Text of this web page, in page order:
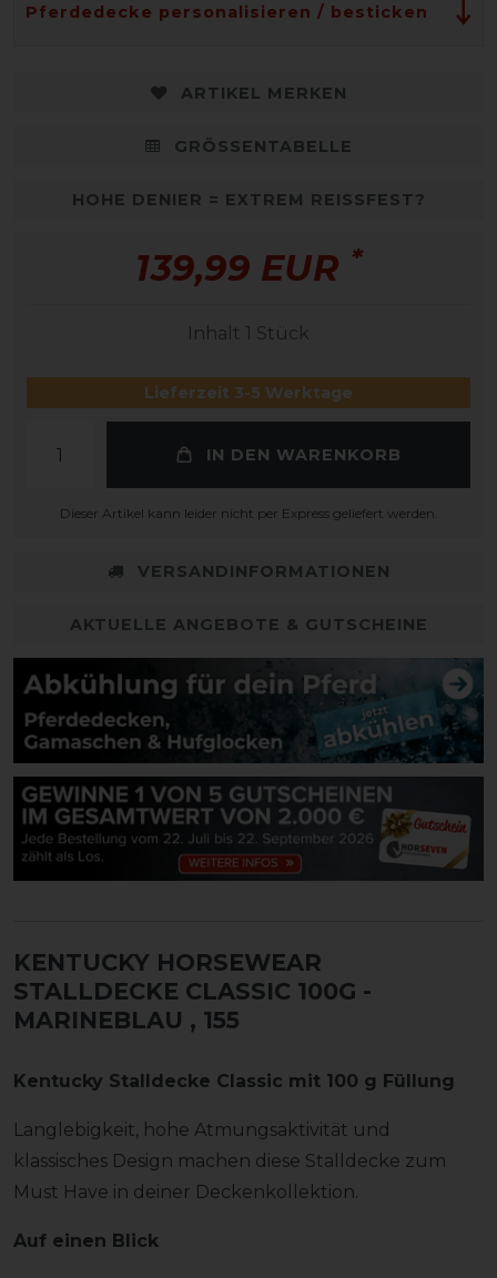
Pferdedecke personalisieren / besticken
ARTIKEL MERKEN
GRÖSSENTABELLE
HOHE DENIER = EXTREM REISSFEST?
139,99 EUR *
Inhalt 1 Stück
Lieferzeit 3-5 Werktage
IN DEN WARENKORB
Dieser Artikel kann leider nicht per Express geliefert werden.
VERSANDINFORMATIONEN
AKTUELLE ANGEBOTE & GUTSCHEINE
KENTUCKY HORSEWEAR
STALLDECKE CLASSIC 100G -
MARINEBLAU , 155
Kentucky Stalldecke Classic mit 100 g Füllung
Langlebigkeit, hohe Atmungsaktivität und
klassisches Design machen diese Stalldecke zum
Must Have in deiner Deckenkollektion.
Auf einen Blick